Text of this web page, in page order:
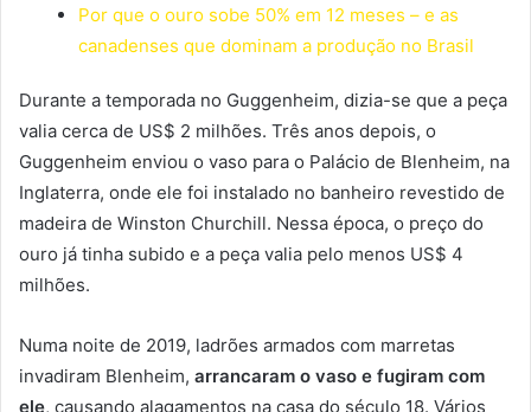
Por que o ouro sobe 50% em 12 meses – e as
canadenses que dominam a produção no Brasil
Durante a temporada no Guggenheim, dizia-se que a peça
valia cerca de US$ 2 milhões. Três anos depois, o
Guggenheim enviou o vaso para o Palácio de Blenheim, na
Inglaterra, onde ele foi instalado no banheiro revestido de
madeira de Winston Churchill. Nessa época, o preço do
ouro já tinha subido e a peça valia pelo menos US$ 4
milhões.
Numa noite de 2019, ladrões armados com marretas
invadiram Blenheim, arrancaram o vaso e fugiram com
ele, causando alagamentos na casa do século 18. Vários